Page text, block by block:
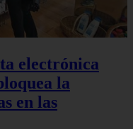
electrónica
la
en las